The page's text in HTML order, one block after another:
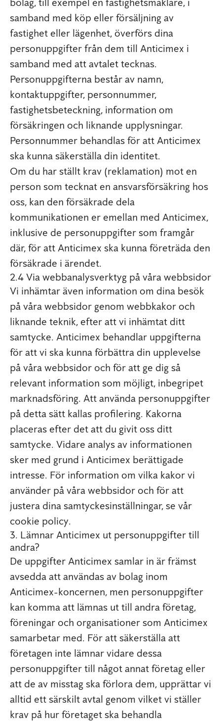
samband med köp eller försäljning av
fastighet eller lägenhet, överförs dina
personuppgifter från dem till Anticimex i
samband med att avtalet tecknas.
Personuppgifterna består av namn,
kontaktuppgifter, personnummer,
fastighetsbeteckning, information om
försäkringen och liknande upplysningar.
Personnummer behandlas för att Anticimex
ska kunna säkerställa din identitet.
Om du har ställt krav (reklamation) mot en
person som tecknat en ansvarsförsäkring hos
oss, kan den försäkrade dela
kommunikationen er emellan med Anticimex,
inklusive de personuppgifter som framgår
där, för att Anticimex ska kunna företräda den
försäkrade i ärendet.
2.4 Via webbanalysverktyg på våra webbsidor
Vi inhämtar även information om dina besök
på våra webbsidor genom webbkakor och
liknande teknik, efter att vi inhämtat ditt
samtycke. Anticimex behandlar uppgifterna
för att vi ska kunna förbättra din upplevelse
på våra webbsidor och för att ge dig så
relevant information som möjligt, inbegripet
marknadsföring. Att använda personuppgifter
på detta sätt kallas profilering. Kakorna
placeras efter det att du givit oss ditt
samtycke. Vidare analys av informationen
sker med grund i Anticimex berättigade
intresse. För information om vilka kakor vi
använder på våra webbsidor och för att
justera dina samtyckesinställningar, se vår
cookie policy.
3. Lämnar Anticimex ut personuppgifter till
andra?
De uppgifter Anticimex samlar in är främst
avsedda att användas av bolag inom
Anticimex-koncernen, men personuppgifter
kan komma att lämnas ut till andra företag,
föreningar och organisationer som Anticimex
samarbetar med. För att säkerställa att
företagen inte lämnar vidare dessa
personuppgifter till något annat företag eller
att de av misstag ska förlora dem, upprättar vi
alltid ett särskilt avtal genom vilket vi ställer
krav på hur företaget ska behandla